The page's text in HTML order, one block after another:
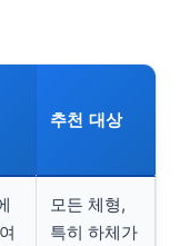
추천 대상
모든 체형,
특히 하체가